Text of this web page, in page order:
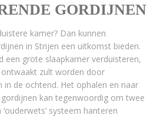
GORDIJNEN
kamer? Dan kunnen
in Strijen een uitkomst bieden.
een grote slaapkamer verduisteren,
ontwaakt zult worden door
in de ochtend. Het ophalen en naar
kan tegenwoordig om twee
systeem hanteren